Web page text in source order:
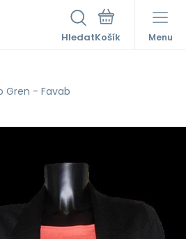
Hledat Menu
Gren - Favab